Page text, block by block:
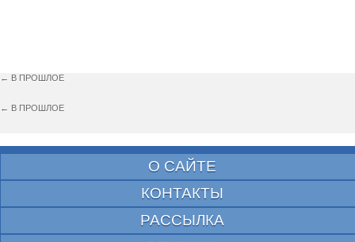
← В ПРОШЛОЕ
← В ПРОШЛОЕ
О САЙТЕ
КОНТАКТЫ
РАССЫЛКА